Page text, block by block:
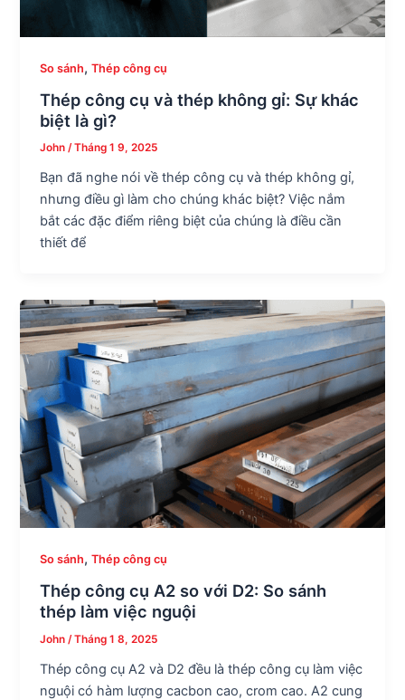
So sánh,Thép công cụ
Thép công cụ và thép không gỉ: Sự khác
biệt là gì?
John/Tháng 1 9, 2025
Bạn đã nghe nói về thép công cụ và thép không gỉ,
nhưng điều gì làm cho chúng khác biệt? Việc nắm
bắt các đặc điểm riêng biệt của chúng là điều cần
thiết để
So sánh,Thép công cụ
Thép công cụ A2 so với D2: So sánh
thép làm việc nguội
John /Tháng 1 8, 2025
Thép công cụ A2 và D2 đều là thép công cụ làm việc
nguội có hàm lượng cacbon cao, crom cao. A2 cung